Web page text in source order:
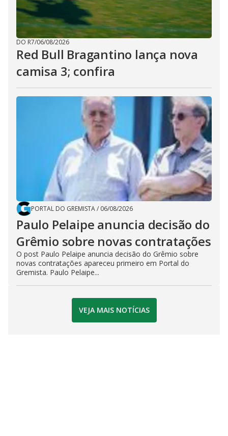
DO R7/06/08/2026
Red Bull Bragantino lança nova
camisa 3; confira
PORTAL DO GREMISTA/ 06/08/2026
Paulo Pelaipe anuncia decisão do
Grêmio sobre novas contratações
O post Paulo Pelaipe anuncia decisão do Grêmio sobre
novas contratações apareceu primeiro em Portal do
Gremista. Paulo Pelaipe...
VEJA MAIS NOTÍCIAS